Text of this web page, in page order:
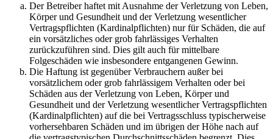
Der Betreiber haftet mit Ausnahme der Verletzung von Leben,
Körper und Gesundheit und der Verletzung wesentlicher
Vertragspflichten (Kardinalpflichten) nur für Schäden, die auf
ein vorsätzliches oder grob fahrlässiges Verhalten
zurückzuführen sind. Dies gilt auch für mittelbare
Folgeschäden wie insbesondere entgangenen Gewinn.
Die Haftung ist gegenüber Verbrauchern außer bei
vorsätzlichem oder grob fahrlässigem Verhalten oder bei
Schäden aus der Verletzung von Leben, Körper und
Gesundheit und der Verletzung wesentlicher Vertragspflichten
(Kardinalpflichten) auf die bei Vertragsschluss typischerweise
vorhersehbaren Schäden und im übrigen der Höhe nach auf